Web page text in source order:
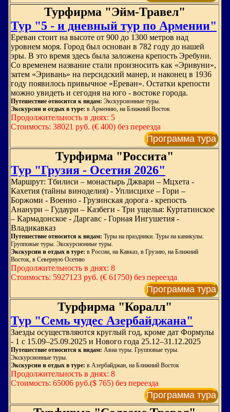
Турфирма "Эйм-Травел"
Тур "5 - и дневный тур по Армении"
Ереван стоит на высоте от 900 до 1300 метров над
уровнем моря. Город был основан в 782 году до нашей
эры. В это время здесь была заложена крепость Эребуни.
Со временем название стали произносить как «Эривуни»,
затем «Эривань» на персидский манер, и наконец в 1936
году появилось привычное «Ереван». Остатки крепости
можно увидеть и сегодня на юго - востоке города.
Путешествие относится к видам: Экскурсионные туры.
Экскурсии и отдых в туре: в Армению, на Ближний Восток
Продолжительность в днях: 5
Стоимость: 38021 руб. (€ 400) без переезда
Программа тура
Турфирма "Россита"
Тур "Грузия - Осетия 2026"
Маршрут: Тбилиси – монастырь Джвари – Мцхета -
Кахетия (тайны виноделия) - Уплисцихе – Гори –
Боржоми - Военно - Грузинская дорога - крепость
Ананури – Гудаури – Казбеги - Три ущелья: Куртатинское
– Кармадонское - Даргавс - Горная Ингушетия -
Владикавказ
Путешествие относится к видам: Туры на праздники. Туры на каникулы.
Групповые туры. Экскурсионные туры.
Экскурсии и отдых в туре: в России, на Кавказ, в Грузию, на Ближний
Восток, в Северную Осетию
Продолжительность в днях: 8
Стоимость: 5927123 руб. (€ 61750) без переезда
Программа тура
Турфирма "Коралл"
Тур "Семь чудес Азербайджана"
Заезды осуществляются круглый год, кроме дат Формулы
- 1 с 15.09–25.09.2025 и Нового года 25.12–31.12.2025
Путешествие относится к видам: Авиа туры. Групповые туры.
Экскурсионные туры.
Экскурсии и отдых в туре: в Азербайджан, на Ближний Восток
Продолжительность в днях: 8
Стоимость: 65006 руб.($ 765) без переезда
Программа тура